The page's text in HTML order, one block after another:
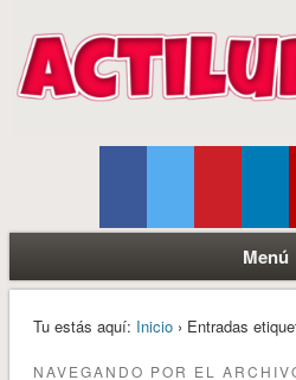
Menú
Tu estás aquí: Inicio› Entradas
NAVEGANDO POR EL